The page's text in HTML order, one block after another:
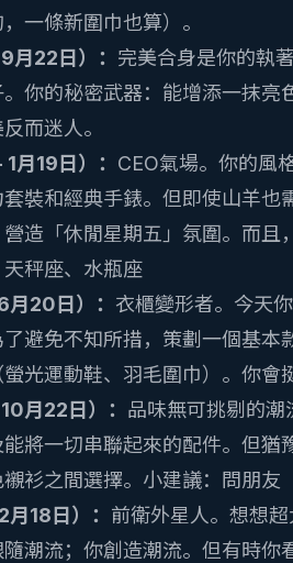
一條新圍巾也算）。
22日）： 完美合身是你的執
你的秘密武器：能增添一抹
而迷人。
月19日）： CEO氣場。你的風
裝和經典手錶。但即使山羊
造「休閒星期五」氛圍。而且
秤座、水瓶座
20日）： 衣櫃變形者。今天
避免不知所措，策劃一個基
光運動鞋、羽毛圍巾）。你會
月22日）： 品味無可挑剔的
能將一切串聯起來的配件。但
衫之間選擇。小建議：問朋友
18日）： 前衛外星人。想想
潮流；你創造潮流。但有時你